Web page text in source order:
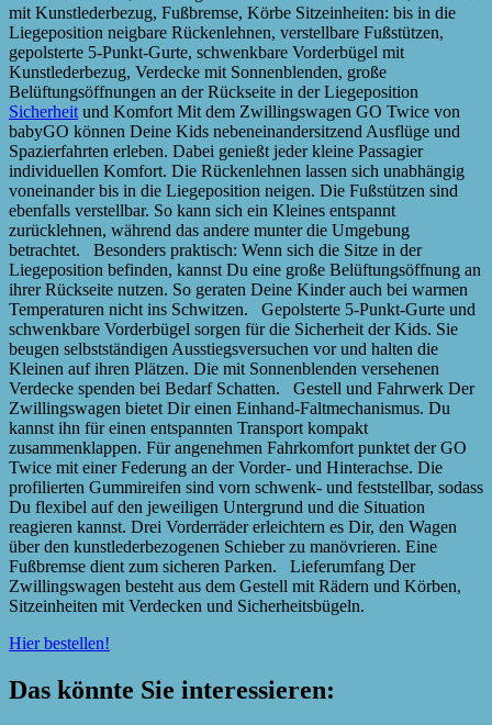
mit Kunstlederbezug, Fußbremse, Körbe Sitzeinheiten: bis in die
Liegeposition neigbare Rückenlehnen, verstellbare Fußstützen,
gepolsterte 5-Punkt-Gurte, schwenkbare Vorderbügel mit
Kunstlederbezug, Verdecke mit Sonnenblenden, große
Belüftungsöffnungen an der Rückseite in der Liegeposition
Sicherheit und Komfort Mit dem Zwillingswagen GO Twice von
babyGO können Deine Kids nebeneinandersitzend Ausflüge und
Spazierfahrten erleben. Dabei genießt jeder kleine Passagier
individuellen Komfort. Die Rückenlehnen lassen sich unabhängig
voneinander bis in die Liegeposition neigen. Die Fußstützen sind
ebenfalls verstellbar. So kann sich ein Kleines entspannt
zurücklehnen, während das andere munter die Umgebung
betrachtet. Besonders praktisch: Wenn sich die Sitze in der
Liegeposition befinden, kannst Du eine große Belüftungsöffnung an
ihrer Rückseite nutzen. So geraten Deine Kinder auch bei warmen
Temperaturen nicht ins Schwitzen. Gepolsterte 5-Punkt-Gurte und
schwenkbare Vorderbügel sorgen für die Sicherheit der Kids. Sie
beugen selbstständigen Ausstiegsversuchen vor und halten die
Kleinen auf ihren Plätzen. Die mit Sonnenblenden versehenen
Verdecke spenden bei Bedarf Schatten. Gestell und Fahrwerk Der
Zwillingswagen bietet Dir einen Einhand-Faltmechanismus. Du
kannst ihn für einen entspannten Transport kompakt
zusammenklappen. Für angenehmen Fahrkomfort punktet der GO
Twice mit einer Federung an der Vorder- und Hinterachse. Die
profilierten Gummireifen sind vorn schwenk- und feststellbar, sodass
Du flexibel auf den jeweiligen Untergrund und die Situation
reagieren kannst. Drei Vorderräder erleichtern es Dir, den Wagen
über den kunstlederbezogenen Schieber zu manövrieren. Eine
Fußbremse dient zum sicheren Parken. Lieferumfang Der
Zwillingswagen besteht aus dem Gestell mit Rädern und Körben,
Sitzeinheiten mit Verdecken und Sicherheitsbügeln.
Hier bestellen!
Das könnte Sie interessieren: